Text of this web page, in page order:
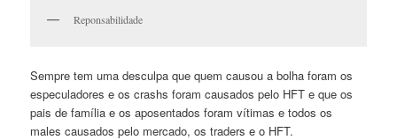
Reponsabilidade
Sempre tem uma desculpa que quem causou a bolha foram os
especuladores e os crashs foram causados pelo HFT e que os
pais de família e os aposentados foram vítimas e todos os
males causados pelo mercado, os traders e o HFT.